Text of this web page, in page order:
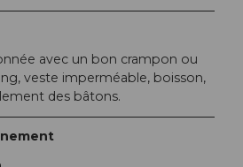
avec un bon crampon ou
veste imperméable, boisson,
des bâtons.